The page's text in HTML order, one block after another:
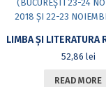
52,86 lei
READ MORE